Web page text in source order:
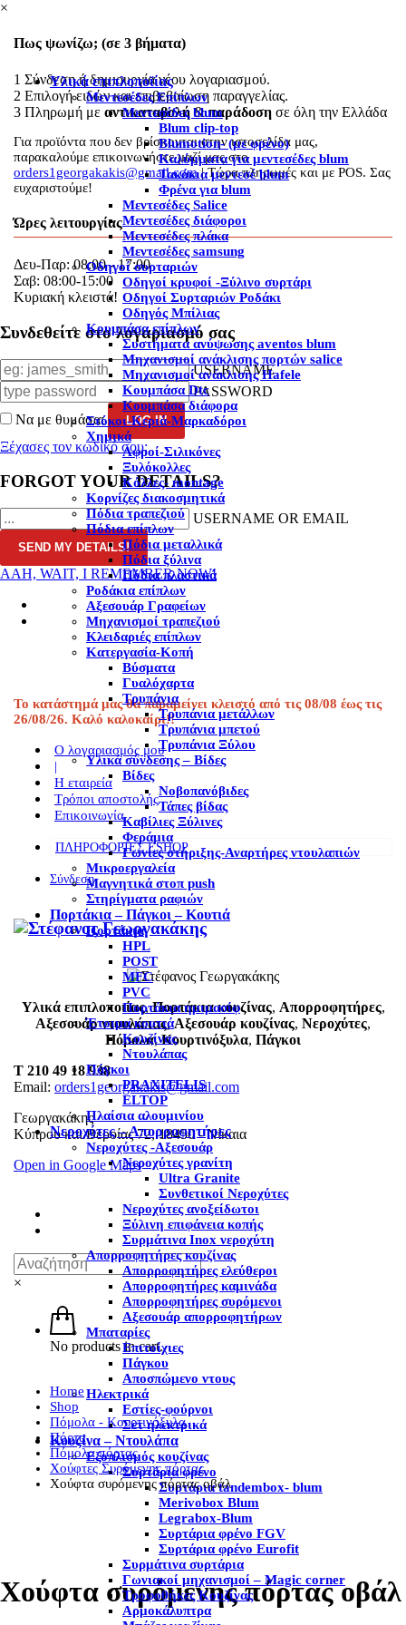
×
Πως ψωνίζω; (σε 3 βήματα)
1 Σύνδεση ή δημιουργία νέου λογαριασμού.
2 Επιλογή ειδών και επιβεβαίωση παραγγελίας.
3 Πληρωμή με αντικαταβολή&παράδοση σε όλη την Ελλάδα
Για προϊόντα που δεν βρίσκονται στην ιστοσελίδα μας,
παρακαλούμε επικοινωνήστε μαζί μας στο
orders1georgakakis@gmail.com| Τώρα πληρωμές και με POS. Σας
ευχαριστούμε!
Ώρες λειτουργίας
Δευ-Παρ: 08:00 - 17:00
Σαβ: 08:00-15:00
Κυριακή κλειστά!
Συνδεθείτε στο λογαριασμό σας
USERNAME
PASSWORD
Να με θυμάσαι
Ξέχασες τον κωδικό σου;
FORGOT YOUR DETAILS?
USERNAME OR EMAIL
AAH, WAIT, I REMEMBER NOW!
Το κατάστημά μας θα παραμείνει κλειστό από τις 08/08 έως τις
26/08/26. Καλό καλοκαίρι!!
Ο λογαριασμός μου
|
Η εταιρεία
Τρόποι αποστολής
Επικοινωνία
ΠΛΗΡΟΦΟΡΙΕΣ ESHOP
Σύνδεση
Υλικά επιπλοποιίας,Πορτάκια κουζίνας, Απορροφητήρες,
Αξεσουάρ ντουλάπας,Αξεσουάρ κουζίνας, Νεροχύτες,
Πόμολα,Κουρτινόξυλα, Πάγκοι
T 210 49 18 938
Email: orders1georgakakis@gmail.com
Γεωργακάκης
Κύπρου και Βεροίας 72, 18450 - Νίκαια
Open in Google Maps
×
No products in cart.
Υλικά επιπλοποϊίας
Μεντεσέδες Επίπλων
Μεντεσέδες blum
Blum clip-top
Blumotion- (με φρένο)
Καλύμματα για μεντεσέδες blum
Τακάκια μεντεσέ blum
Φρένα για blum
Μεντεσέδες Salice
Μεντεσέδες διάφοροι
Μεντεσέδες πλάκα
Μεντεσέδες samsung
Οδηγοί συρταριών
Οδηγοί κρυφοί -Ξύλινο συρτάρι
Οδηγοί Συρταριών Ροδάκι
Οδηγός Μπίλιας
Κουμπάσα επίπλων
Συστήματα ανύψωσης aventos blum
Μηχανισμοί ανάκλισης πορτών salice
Μηχανισμοί ανάκλισης Hafele
Κουμπάσα Dtc
Κουμπάσα διάφορα
Στόκοι-Κεριά-Μαρκαδόροι
Χημικά
Αφροί-Σιλικόνες
Ξυλόκολλες
Κόλλες- montage
Κορνίζες διακοσμητικά
Πόδια τραπεζιού
Πόδια επίπλων
Πόδια μεταλλικά
Πόδια ξύλινα
Πόδια πλαστικά
Ροδάκια επίπλων
Αξεσουάρ Γραφείων
Μηχανισμοί τραπεζιού
Κλειδαριές επίπλων
Κατεργασία-Κοπή
Βύσματα
Γυαλόχαρτα
Τρυπάνια
Τρυπάνια μετάλλων
Τρυπάνια μπετού
Τρυπάνια Ξύλου
Υλικά σύνδεσης – Βίδες
Βίδες
Νοβοπανόβιδες
Τάπες βίδας
Καβίλιες Ξύλινες
Φεράμια
Γωνίες στήριξης-Αναρτήρες ντουλαπιών
Μικροεργαλεία
Μαγνητικά στοπ push
Στηρίγματα ραφιών
Πορτάκια – Πάγκοι – Κουτιά
Πορτάκια
HPL
POST
MFC
PVC
Πορτάκια ημιμασίφ
Έτοιμα κουτιά
Κουζίνας
Ντουλάπας
Πάγκοι
PRAXITELIS
ELTOP
Πλαίσια αλουμινίου
Νεροχύτες – Απορροφητήρες
Νεροχύτες -Αξεσουάρ
Νεροχύτες γρανίτη
Ultra Granite
Συνθετικοί Νεροχύτες
Νεροχύτες ανοξείδωτοι
Ξύλινη επιφάνεια κοπής
Συρμάτινα Inox νεροχύτη
Απορροφητήρες κουζίνας
Απορροφητήρες ελεύθεροι
Απορροφητήρες καμινάδα
Απορροφητήρες συρόμενοι
Αξεσουάρ απορροφητήρων
Μπαταρίες
Επιτοίχιες
Πάγκου
Αποσπώμενο ντους
Ηλεκτρικά
Εστίες-φούρνοι
Σετ ηλεκτρικά
Κουζίνα – Ντουλάπα
Εξοπλισμός κουζίνας
Συρτάρια φρένο
Συρτάρια tandembox- blum
Merivobox Blum
Legrabox-Blum
Συρτάρια φρένο FGV
Συρτάρια φρένο Eurofit
Συρμάτινα συρτάρια
Γωνιακοί μηχανισμοί – Magic corner
Τροφοθήκες Κουζίνας
Αρμοκάλυπτρα
Home
Shop
Πόμολα - Κουρτινόξυλα
Πόρτα
Πόμολα πόρτας
Χούφτες Συρόμενης πόρτας
Χούφτα συρόμενης πόρτας οβάλ
Χούφτα συρόμενης πόρτας οβάλ